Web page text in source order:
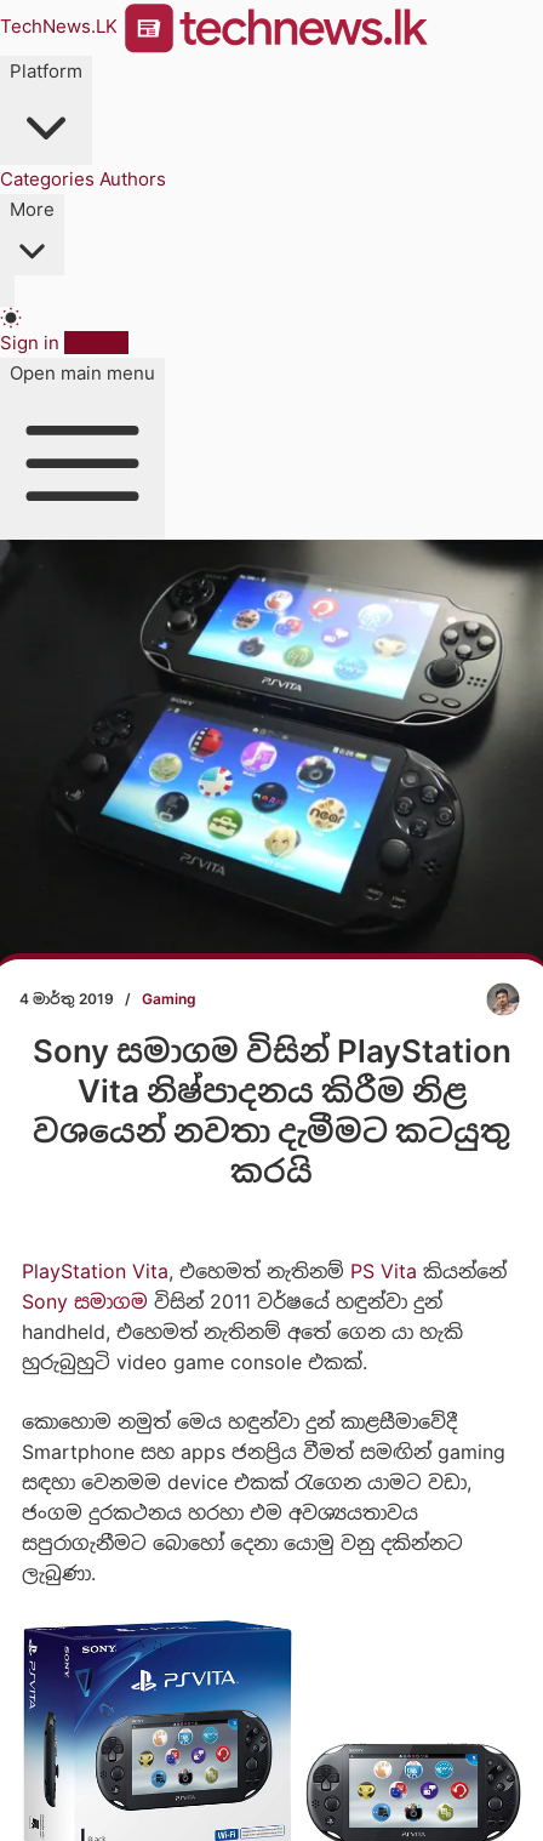
TechNews.LK
Platform
Categories Authors
More
Sign in
Open main menu
4 මාර්තු 2019 / Gaming
Sony සමාගම විසින් PlayStation
Vita නිෂ්පාදනය කිරීම නිළ
වශයෙන් නවතා දැමීමට කටයුතු
කරයි
PlayStation Vita, එහෙමත් නැතිනම් PS Vita කියන්නේ
Sony සමාගම විසින් 2011 වර්ෂයේ හඳුන්වා දුන්
handheld, එහෙමත් නැතිනම් අතේ ගෙන යා හැකි
හුරුබුහුටි video game console එකක්.
‍කොහොම නමුත් මෙය හඳුන්වා දුන් කාළසීමාවේදී
Smartphone සහ apps ජනප්‍රිය වීමත් සමඟින් gaming
සඳහා වෙනමම device එකක් රැගෙන යාමට වඩා,
ජංගම දුරකථනය හරහා එම අවශ්‍යයතාවය
සපුරාගැනීමට බොහෝ දෙනා යොමු වනු දකින්නට
ලැබුණා.